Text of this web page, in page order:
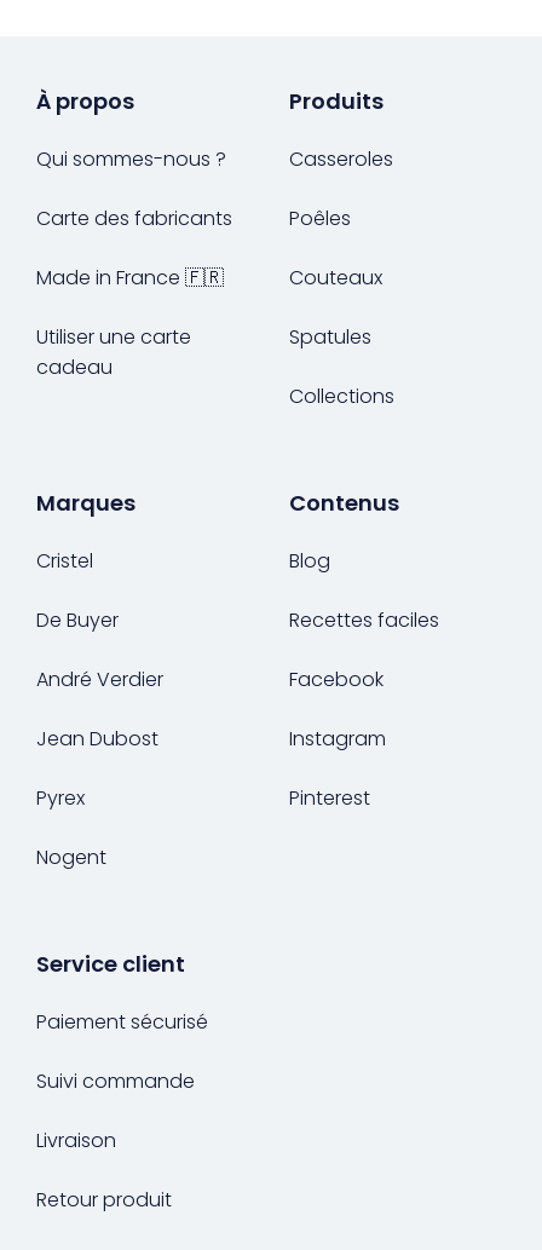
À propos
Qui sommes-nous ?
Carte des fabricants
Made in France 🇫🇷
Utiliser une carte
cadeau
Produits
Casseroles
Poêles
Couteaux
Spatules
Collections
Marques
Cristel
De Buyer
André Verdier
Jean Dubost
Pyrex
Nogent
Contenus
Blog
Recettes faciles
Facebook
Instagram
Pinterest
Service client
Paiement sécurisé
Suivi commande
Livraison
Retour produit